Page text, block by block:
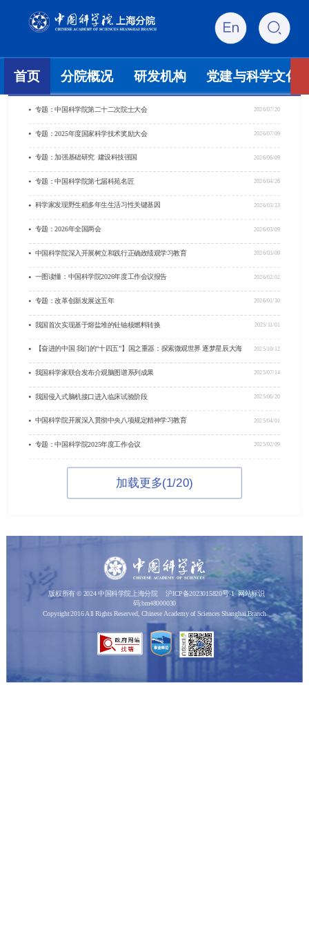
首页 分院概况 研发机构 党建与科学文化
专题：中国科学院第二十二次院士大会 2026/07/20
专题：2025年度国家科学技术奖励大会 2026/07/09
专题：加强基础研究 建设科技强国 2026/06/09
专题：中国科学院第七届科苑名匠 2026/04/26
科学家发现野生稻多年生生活习性关键基因 2026/03/23
专题：2026年全国两会 2026/03/09
中国科学院深入开展树立和践行正确政绩观学习教育 2026/03/09
一图读懂：中国科学院2026年度工作会议报告 2026/02/02
专题：改革创新发展这五年 2026/01/30
我国首次实现基于熔盐堆的钍铀核燃料转换 2025/11/01
【奋进的中国 我们的“十四五”】国之重器：探索微观世界 逐梦星辰大海 2025/10/12
我国科学家联合发布介观脑图谱系列成果 2025/07/14
我国侵入式脑机接口进入临床试验阶段 2025/06/20
中国科学院开展深入贯彻中央八项规定精神学习教育 2025/04/01
专题：中国科学院2025年度工作会议 2025/02/09
加载更多(1/20)
版权所有 © 2024 中国科学院上海分院 沪ICP备2023015820号-1
网站标识
码:bm48000030
Copyright 2016 All Rights Reserved, Chinese Academy of Sciences Shanghai Branch